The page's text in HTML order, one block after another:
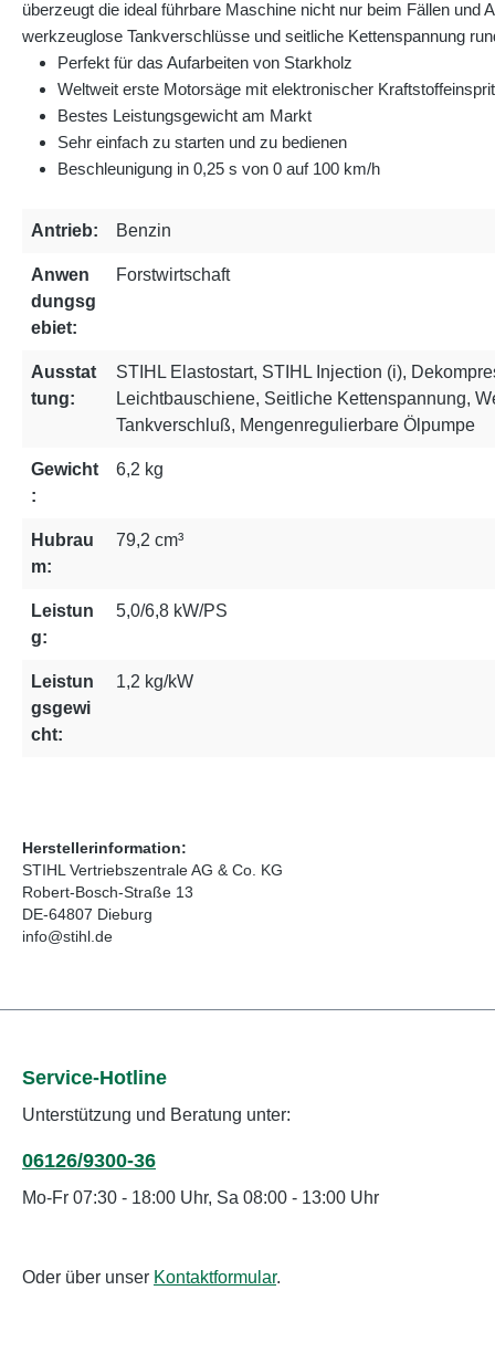
überzeugt die ideal führbare Maschine nicht nur beim Fällen
werkzeuglose Tankverschlüsse und seitliche Kettenspannung
Perfekt für das Aufarbeiten von Starkholz
Weltweit erste Motorsäge mit elektronischer
Bestes Leistungsgewicht am Markt
Sehr einfach zu starten und zu bedienen
Beschleunigung in 0,25 s von 0 auf 100 km/h
Antrieb: Benzin
Anwen
dungsg
ebiet:
Forstwirtschaft
Ausstat
tung:
STIHL Elastostart, STIHL Injection (i),
Leichtbauschiene, Seitliche Kettenspannung,
Tankverschluß, Mengenregulierbare Ölpumpe
Gewicht
:
6,2 kg
Hubrau
m:
79,2 cm³
Leistun
g:
5,0/6,8 kW/PS
Leistun
gsgewi
cht:
1,2 kg/kW
Herstellerinformation:
STIHL Vertriebszentrale AG & Co. KG
Robert-Bosch-Straße 13
DE-64807 Dieburg
info@stihl.de
Service-Hotline
Unterstützung und Beratung unter:
06126/9300-36
Mo-Fr 07:30 - 18:00 Uhr, Sa 08:00 - 13:00 Uhr
Oder über unser Kontaktformular.